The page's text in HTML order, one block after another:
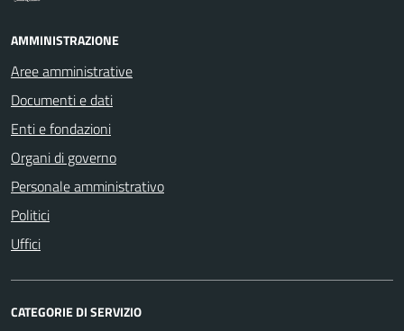
AMMINISTRAZIONE
Aree amministrative
Documenti e dati
Enti e fondazioni
Organi di governo
Personale amministrativo
Politici
Uffici
CATEGORIE DI SERVIZIO